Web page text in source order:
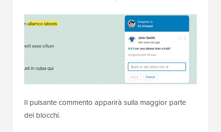
Il pulsante commento apparirà sulla maggior parte
dei blocchi.